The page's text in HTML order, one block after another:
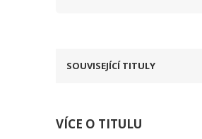
SOUVISEJÍCÍ TITULY
VÍCE O TITULU